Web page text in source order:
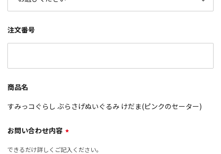
注文番号
商品名
すみっコぐらし ぶらさげぬいぐるみ けだま(ピンクのセーター)
お問い合わせ内容 *
できるだけ詳しくご記入ください。